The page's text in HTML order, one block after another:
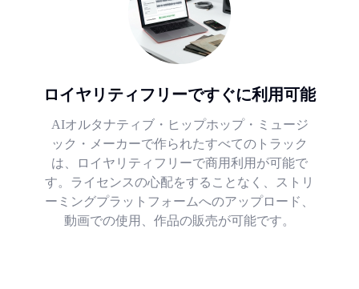
ロイヤリティフリーですぐに利用可能
AIオルタナティブ・ヒップホップ・ミュージ
ック・メーカーで作られたすべてのトラック
は、ロイヤリティフリーで商用利用が可能で
す。ライセンスの心配をすることなく、ストリ
ーミングプラットフォームへのアップロード、
動画での使用、作品の販売が可能です。